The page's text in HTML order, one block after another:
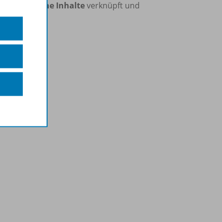
technologische Inhalteverknüpft und